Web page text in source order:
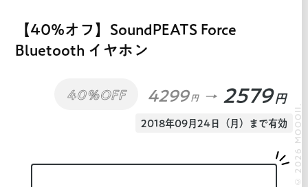
【40%オフ】SoundPEATS Force
Bluetooth イヤホン
40%OFF 4299 円 2579 円
2018年09月24日（月）まで有効 © 2026 MOOOII.